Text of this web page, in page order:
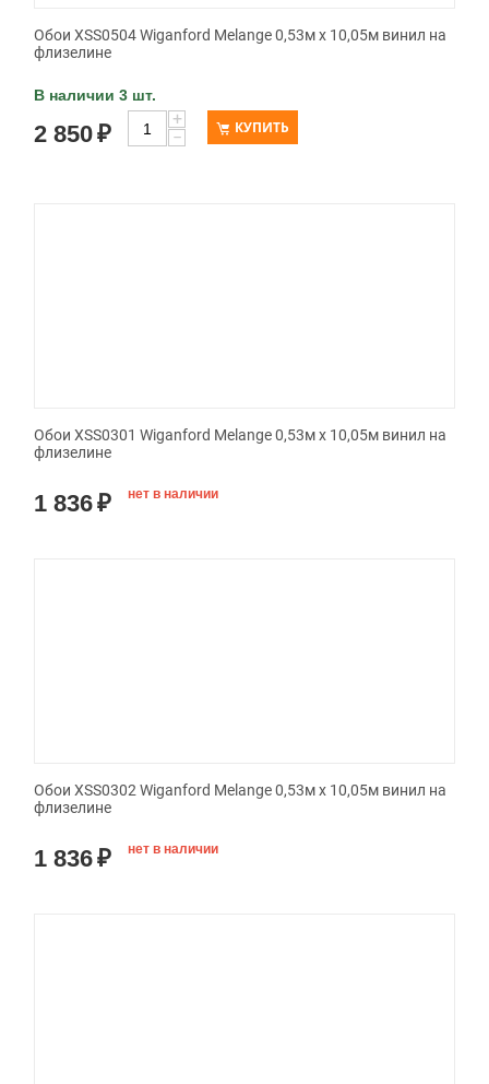
Обои XSS0504 Wiganford Melange 0,53м x 10,05м винил на
флизелине
В наличии 3 шт.
2 850₽
+
−
КУПИТЬ
Обои XSS0301 Wiganford Melange 0,53м x 10,05м винил на
флизелине
1 836₽ нет в наличии
Обои XSS0302 Wiganford Melange 0,53м x 10,05м винил на
флизелине
1 836₽ нет в наличии